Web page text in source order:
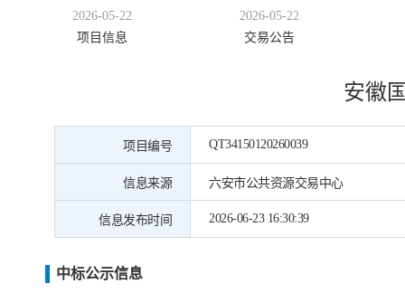
2026-05-22
项目信息
2026-05-22
交易公告
安徽
项目编号 QT34150120260039
信息来源 六安市公共资源交易中心
信息发布时间 2026-06-23 16:30:39
中标公示信息